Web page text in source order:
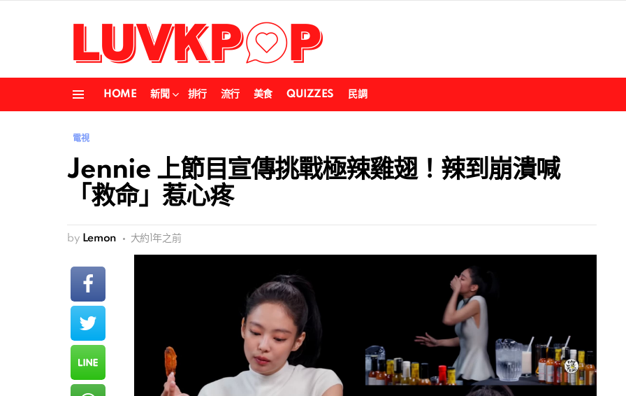
HOME 新聞 排行 流行 美食 QUIZZES 民調
電視
Jennie 上節目宣傳挑戰極辣雞翅！辣到崩潰喊
「救命」惹心疼
by Lemon 大約1年之前